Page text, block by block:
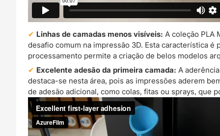
Linhas de camadas menos visíveis: A coleção PLA
desafio comum na impressão 3D. Esta característica
processamento permite a criação de belos modelos
Excelente adesão da primeira camada: A
destaca-se nesta área, pois as impressões aderem
de adesão adicional, como colas, fitas ou sprays, que